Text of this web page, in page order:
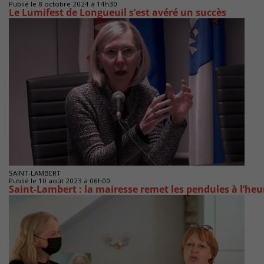
Publié le 8 octobre 2024 à 14h30
Le Lumifest de Longueuil s’est avéré un succès
SAINT-LAMBERT
Publié le 10 août 2023 à 06h00
Saint-Lambert : la mairesse remet les pendules à